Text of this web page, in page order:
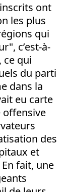
ont
les plus
qui
c’est-à-
ce qui
du parti
dans la
eu carte
offensive
des
et
fait, une